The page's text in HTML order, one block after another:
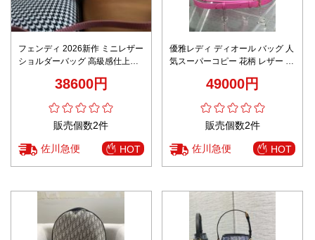
フェンディ 2026新作 ミニレザー
ショルダーバッグ 高級感仕上げ
績 人気モデル38600円
販売個数2件
佐川急便 HOT
優雅レディ ディオール バッグ 人
気スーパーコピー 花柄 レザー 牛
49000円
販売個数2件
佐川急便 HOT